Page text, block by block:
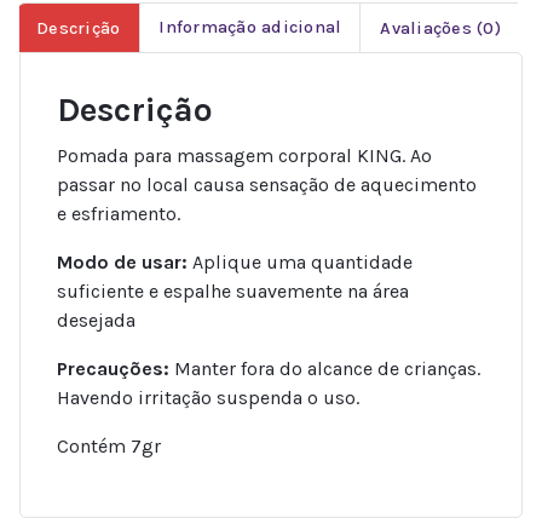
Descrição Informação adicional Avaliações (0)
Descrição
Pomada para massagem corporal KING. Ao
passar no local causa sensação de aquecimento
e esfriamento.
Modo de usar: Aplique uma quantidade
suficiente e espalhe suavemente na área
desejada
Precauções: Manter fora do alcance de crianças.
Havendo irritação suspenda o uso.
Contém 7gr